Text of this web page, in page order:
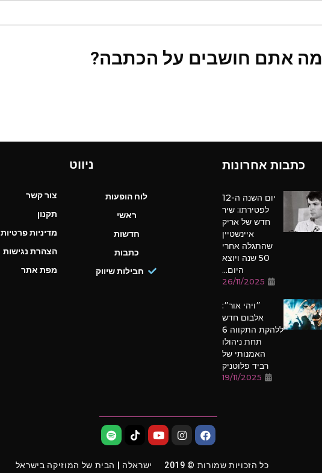
מה אתם חושבים על הכתבה?
כתבות אחרונות
יום השנה ה-12
לפטירתו: שיר
חדש של אריק
איינשטיין
שהתגלה אחרי
50 שנה ויוצא
היום...
26/11/2025
״ויהי אור״:
אלבום חדש
ללהקת התקווה 6
תחת ניהולו
האמנותי של
רביד פלוטניק
19/11/2025
ניווט
לוח הופעות
ראשי
חדשות
כתבות
חבילות שיווק
צור קשר
תקנון
מדיניות פרטיות
הצהרת נגישות
מפת אתר
כל הזכויות שמורות © 2019 ישראלה | הבית של המוזיקה בישראל